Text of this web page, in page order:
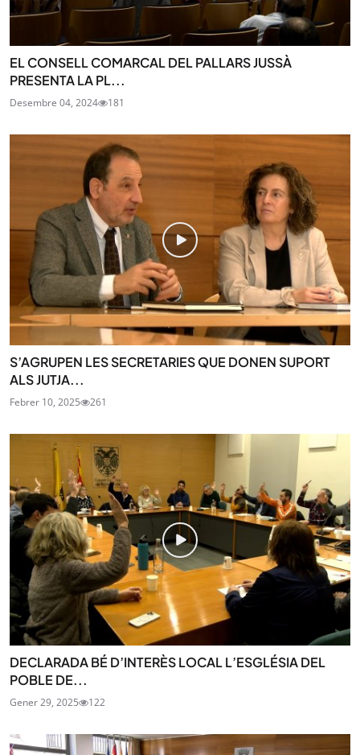
EL CONSELL COMARCAL DEL PALLARS JUSSÀ
PRESENTA LA PL...
Desembre 04, 2024 181
S’AGRUPEN LES SECRETARIES QUE DONEN SUPORT
ALS JUTJA...
Febrer 10, 2025 261
DECLARADA BÉ D’INTERÈS LOCAL L’ESGLÉSIA DEL
POBLE DE...
Gener 29, 2025 122